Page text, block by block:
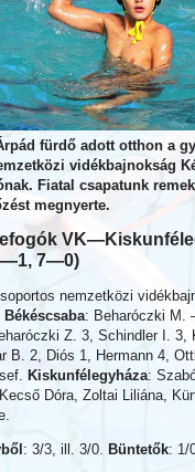
fürdő adott otthon a
vidékbajnokság
Fiatal csapatunk
megnyerte.
VK—
7—0)
nemzetközi
Békéscsaba: Beharóczki M.
Z. 3, Schindler I. 3,
B. 2, Diós 1, Hermann 4,
Kiskunfélegyháza:
Dóra, Zoltai Liliána,
: 3/3, ill. 3/0. Büntetők: 1/